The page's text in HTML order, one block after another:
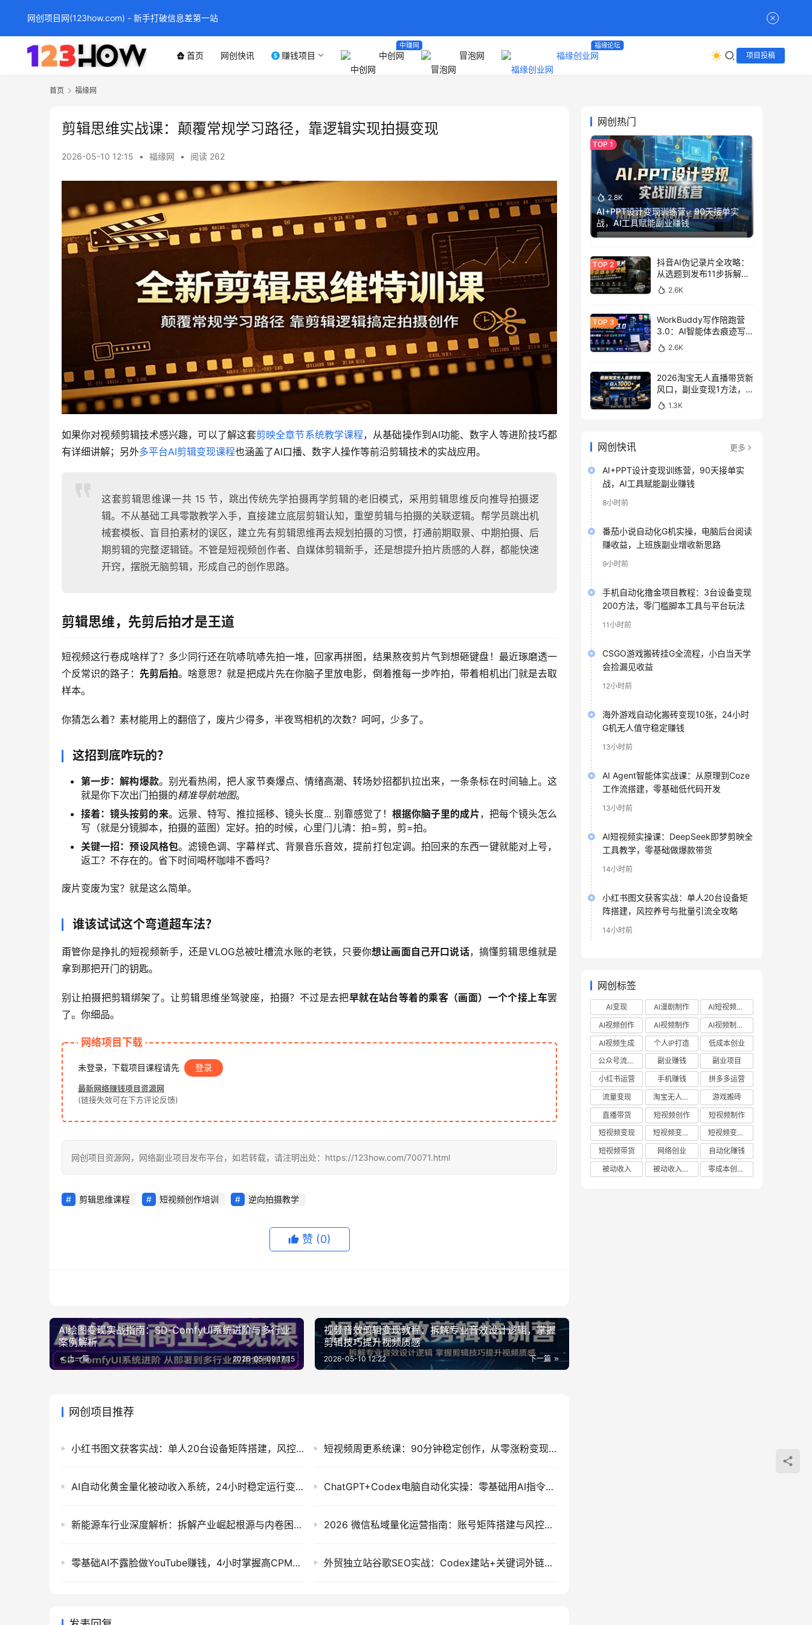
首页 网创快讯 赚钱项目 中创网
中赚网
冒泡网 福缘创业网
福缘论坛
项目投稿
首页 福缘网
剪辑思维实战课：颠覆常规学习路径，靠逻辑实现拍摄变现
2026-05-10 12:15 • 福缘网 • 阅读 262
如果你对视频剪辑技术感兴趣，可以了解这套剪映全章节系统教学课程，从基础操作到AI功能、数字人等进阶技巧都
有详细讲解；另外多平台AI剪辑变现课程也涵盖了AI口播、数字人操作等前沿剪辑技术的实战应用。
这套剪辑思维课一共 15 节，跳出传统先学拍摄再学剪辑的老旧模式，采用剪辑思维反向推导拍摄逻
辑。不从基础工具零散教学入手，直接建立底层剪辑认知，重塑剪辑与拍摄的关联逻辑。帮学员跳出机
械套模板、盲目拍素材的误区，建立先有剪辑思维再去规划拍摄的习惯，打通前期取景、中期拍摄、后
期剪辑的完整逻辑链。不管是短视频创作者、自媒体剪辑新手，还是想提升拍片质感的人群，都能快速
开窍，摆脱无脑剪辑，形成自己的创作思路。
剪辑思维，先剪后拍才是王道
短视频这行卷成啥样了？多少同行还在吭哧吭哧先拍一堆，回家再拼图，结果熬夜剪片气到想砸键盘！最近琢磨透一
个反常识的路子： 先剪后拍。啥意思？就是把成片先在你脑子里放电影，倒着推每一步咋拍，带着相机出门就是去取
样本。
你猜怎么着？素材能用上的翻倍了，废片少得多，半夜骂相机的次数？呵呵，少多了。
这招到底咋玩的？
第一步：解构爆款。别光看热闹，把人家节奏爆点、情绪高潮、转场妙招都扒拉出来，一条条标在时间轴上。这
就是你下次出门拍摄的精准导航地图。
接着：镜头按剪的来。远景、特写、推拉摇移、镜头长度... 别靠感觉了！ 根据你脑子里的成片，把每个镜头怎么
写（就是分镜脚本，拍摄的蓝图）定好。拍的时候，心里门儿清：拍=剪，剪=拍。
关键一招：预设风格包。滤镜色调、字幕样式、背景音乐音效，提前打包定调。拍回来的东西一键就能对上号，
返工？不存在的。省下时间喝杯咖啡不香吗？
废片变废为宝？就是这么简单。
谁该试试这个弯道超车法？
甭管你是挣扎的短视频新手，还是VLOG总被吐槽流水账的老铁，只要你想让画面自己开口说话，搞懂剪辑思维就是
拿到那把开门的钥匙。
别让拍摄把剪辑绑架了。让剪辑思维坐驾驶座，拍摄？不过是去把早就在站台等着的乘客（画面）一个个接上车罢
了。你细品。
网络项目下载
未登录，下载项目课程请先 登录
最新网络赚钱项目资源网
(链接失效可在下方评论反馈)
网创项目资源网，网络副业项目发布平台，如若转载，请注明出处：https://123how.com/70071.html
剪辑思维课程 短视频创作培训 逆向拍摄教学
赞 (0)
AI绘图变现实战指南：SD-ComfyUI系统进阶与多行业
案例解析
上一篇 2026-05-09 17:15
视频音效剪辑变现教程：拆解专业音效设计逻辑，掌握
剪辑技巧提升视频质感
下一篇
2026-05-10 12:22
网创项目推荐
小红书图文获客实战：单人20台设备矩阵搭建，风控养号与批量引流全攻略 短视频周更系统课：90分钟稳定创作，从零涨粉变现变现八千
AI自动化黄金量化被动收入系统，24小时稳定运行变现2W+，新手零门槛实操指南 ChatGPT+Codex电脑自动化实操：零基础用AI指令远程操控电脑，提升办公效率
新能源车行业深度解析：拆解产业崛起根源与内卷困局，透视海外贸易争端下的机遇风险 2026 微信私域量化运营指南：账号矩阵搭建与风控避坑实战
零基础AI不露脸做YouTube赚钱，4小时掌握高CPM赛道与SEO变现技巧 外贸独立站谷歌SEO实战：Codex建站+关键词外链引流课
网创热门
2.8K
AI+PPT设计变现训练营，90天接单实
战，AI工具赋能副业赚钱
抖音AI伪记录片全攻略：
从选题到发布11步拆解，
零基础做出高流量真实感
内容
2.6K
WorkBuddy写作陪跑营
3.0：AI智能体去痕迹写
作，头条公众号百家号变
现
2.6K
2026淘宝无人直播带货新
风口，副业变现1方法，
无违规稳定可长期操作
1.3K
网创快讯 更多
AI+PPT设计变现训练营，90天接单实
战，AI工具赋能副业赚钱
8小时前
番茄小说自动化G机实操，电脑后台阅读
赚收益，上班族副业增收新思路
9小时前
手机自动化撸金项目教程：3台设备变现
200方法，零门槛脚本工具与平台玩法
11小时前
CSGO游戏搬砖挂G全流程，小白当天学
会捡漏见收益
12小时前
海外游戏自动化搬砖变现10张，24小时
G机无人值守稳定赚钱
13小时前
AI Agent智能体实战课：从原理到Coze
工作流搭建，零基础低代码开发
13小时前
AI短视频实操课：DeepSeek即梦剪映全
工具教学，零基础做爆款带货
14小时前
小红书图文获客实战：单人20台设备矩
阵搭建，风控养号与批量引流全攻略
14小时前
网创标签
AI变现 AI漫剧制作
AI短视频制作
AI视频创作
AI视频制作
AI视频制作教程
AI视频生成
个人IP打造
低成本创业
公众号流量主
副业赚钱
副业项目
小红书运营
手机赚钱
拼多多运营
流量变现
淘宝无人直播
游戏搬砖
直播带货
短视频创作
短视频制作
短视频变现
短视频变现技巧
短视频变现方法
短视频带货
网络创业
自动化赚钱
被动收入
被动收入项目 零成本创业项目
网创项目网(123how.com) - 新手打破信息差第一站